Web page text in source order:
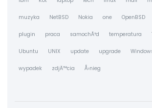
muzyka NetBSD Nokia one OpenBSD
plugin praca samochÃ³d temperatura
Ubuntu UNIX update upgrade
wypadek zdjÄ™cia Å›nieg